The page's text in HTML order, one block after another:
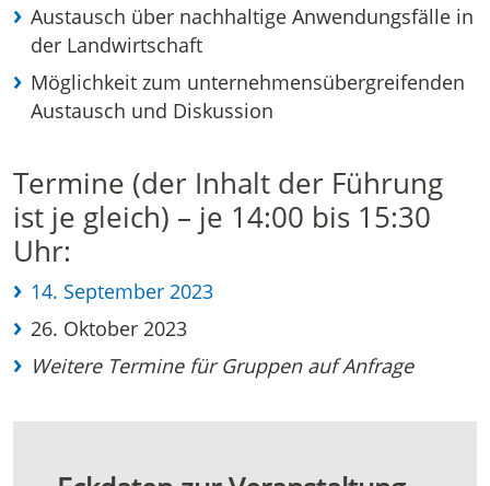
Austausch über nachhaltige Anwendungsfälle in
der Landwirtschaft
Möglichkeit zum unternehmensübergreifenden
Austausch und Diskussion
Termine (der Inhalt der Führung
ist je gleich) – je 14:00 bis 15:30
Uhr:
14. September 2023
26. Oktober 2023
Weitere Termine für Gruppen auf Anfrage